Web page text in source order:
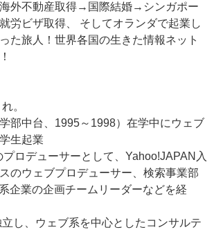
外不動産取得→国際結婚→シンガポー
労ビザ取得、 そしてオランダで起業し
た旅人！世界各国の生きた情報ネット
。
部中台、1995～1998）在学中にウェブ
生起業
ロデューサーとして、Yahoo!JAPAN入
のウェブプロデューサー、検索事業部
企業の企画チームリーダーなどを経
し、ウェブ系を中心としたコンサルテ